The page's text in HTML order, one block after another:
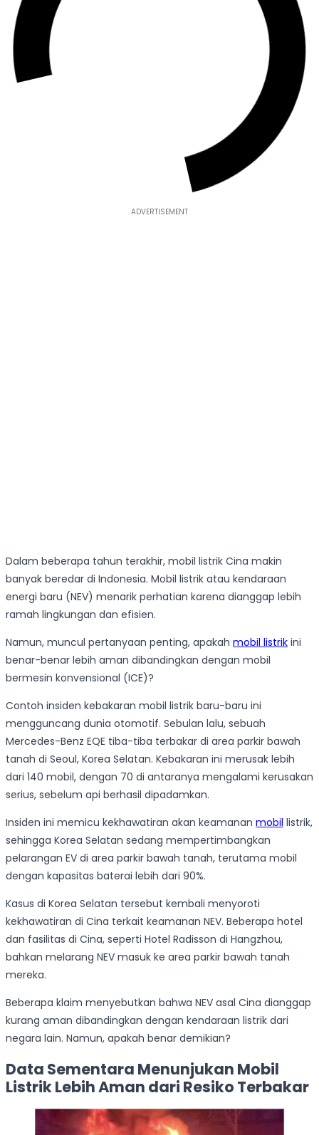
Dalam beberapa tahun terakhir, mobil listrik Cina makin
banyak beredar di Indonesia. Mobil listrik atau kendaraan
energi baru (NEV) menarik perhatian karena dianggap lebih
ramah lingkungan dan efisien.
Namun, muncul pertanyaan penting, apakah mobil listrik ini
benar-benar lebih aman dibandingkan dengan mobil
bermesin konvensional (ICE)?
Contoh insiden kebakaran mobil listrik baru-baru ini
mengguncang dunia otomotif. Sebulan lalu, sebuah
Mercedes-Benz EQE tiba-tiba terbakar di area parkir bawah
tanah di Seoul, Korea Selatan. Kebakaran ini merusak lebih
dari 140 mobil, dengan 70 di antaranya mengalami kerusakan
serius, sebelum api berhasil dipadamkan.
Insiden ini memicu kekhawatiran akan keamanan mobil listrik,
sehingga Korea Selatan sedang mempertimbangkan
pelarangan EV di area parkir bawah tanah, terutama mobil
dengan kapasitas baterai lebih dari 90%.
Kasus di Korea Selatan tersebut kembali menyoroti
kekhawatiran di Cina terkait keamanan NEV. Beberapa hotel
dan fasilitas di Cina, seperti Hotel Radisson di Hangzhou,
bahkan melarang NEV masuk ke area parkir bawah tanah
mereka.
Beberapa klaim menyebutkan bahwa NEV asal Cina dianggap
kurang aman dibandingkan dengan kendaraan listrik dari
negara lain. Namun, apakah benar demikian?
Data Sementara Menunjukan Mobil
Listrik Lebih Aman dari Resiko Terbakar